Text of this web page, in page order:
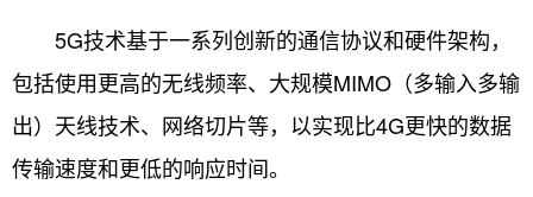
5G技术基于一系列创新的通信协议和硬件架构，
包括使用更高的无线频率、大规模MIMO（多输入多输
出）天线技术、网络切片等，以实现比4G更快的数据
传输速度和更低的响应时间。